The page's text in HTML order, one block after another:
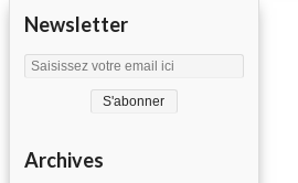
Newsletter
Archives